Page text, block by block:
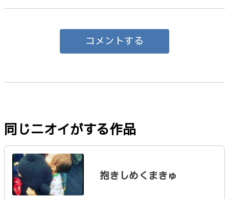
コメントする
同じニオイがする作品
抱きしめくまきゅ